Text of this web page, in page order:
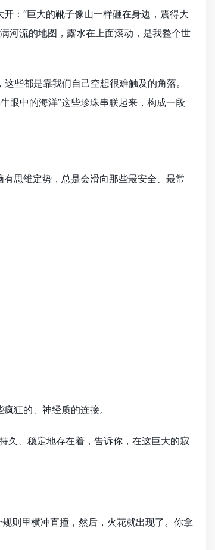
：“巨大的靴子像山一样砸在身边，震得大
河流的地图，露水在上面滚动，是我整个世
些都是靠我们自己空想很难触及的角落。
眼中的海洋”这些珍珠串联起来，构成一段
思维定势，总是会滑向那些最安全、最常
狂的、神经质的连接。
久、稳定地存在着，告诉你，在这巨大的寂
则里横冲直撞，然后，火花就出现了。你拿